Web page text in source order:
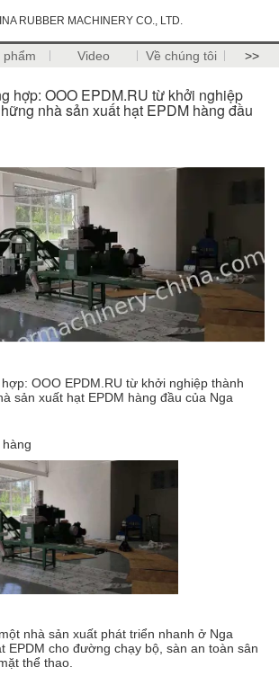
RUBBER MACHINERY CO., LTD.
phẩm Video Về chúng tôi >>
hợp: OOO EPDM.RU từ khởi nghiệp
nhà sản xuất hạt EPDM hàng đầu
OOO EPDM.RU từ khởi nghiệp thành
sản xuất hạt EPDM hàng đầu của Nga
nhà sản xuất phát triển nhanh ở Nga
EPDM cho đường chạy bộ, sàn an toàn sân
thể thao.